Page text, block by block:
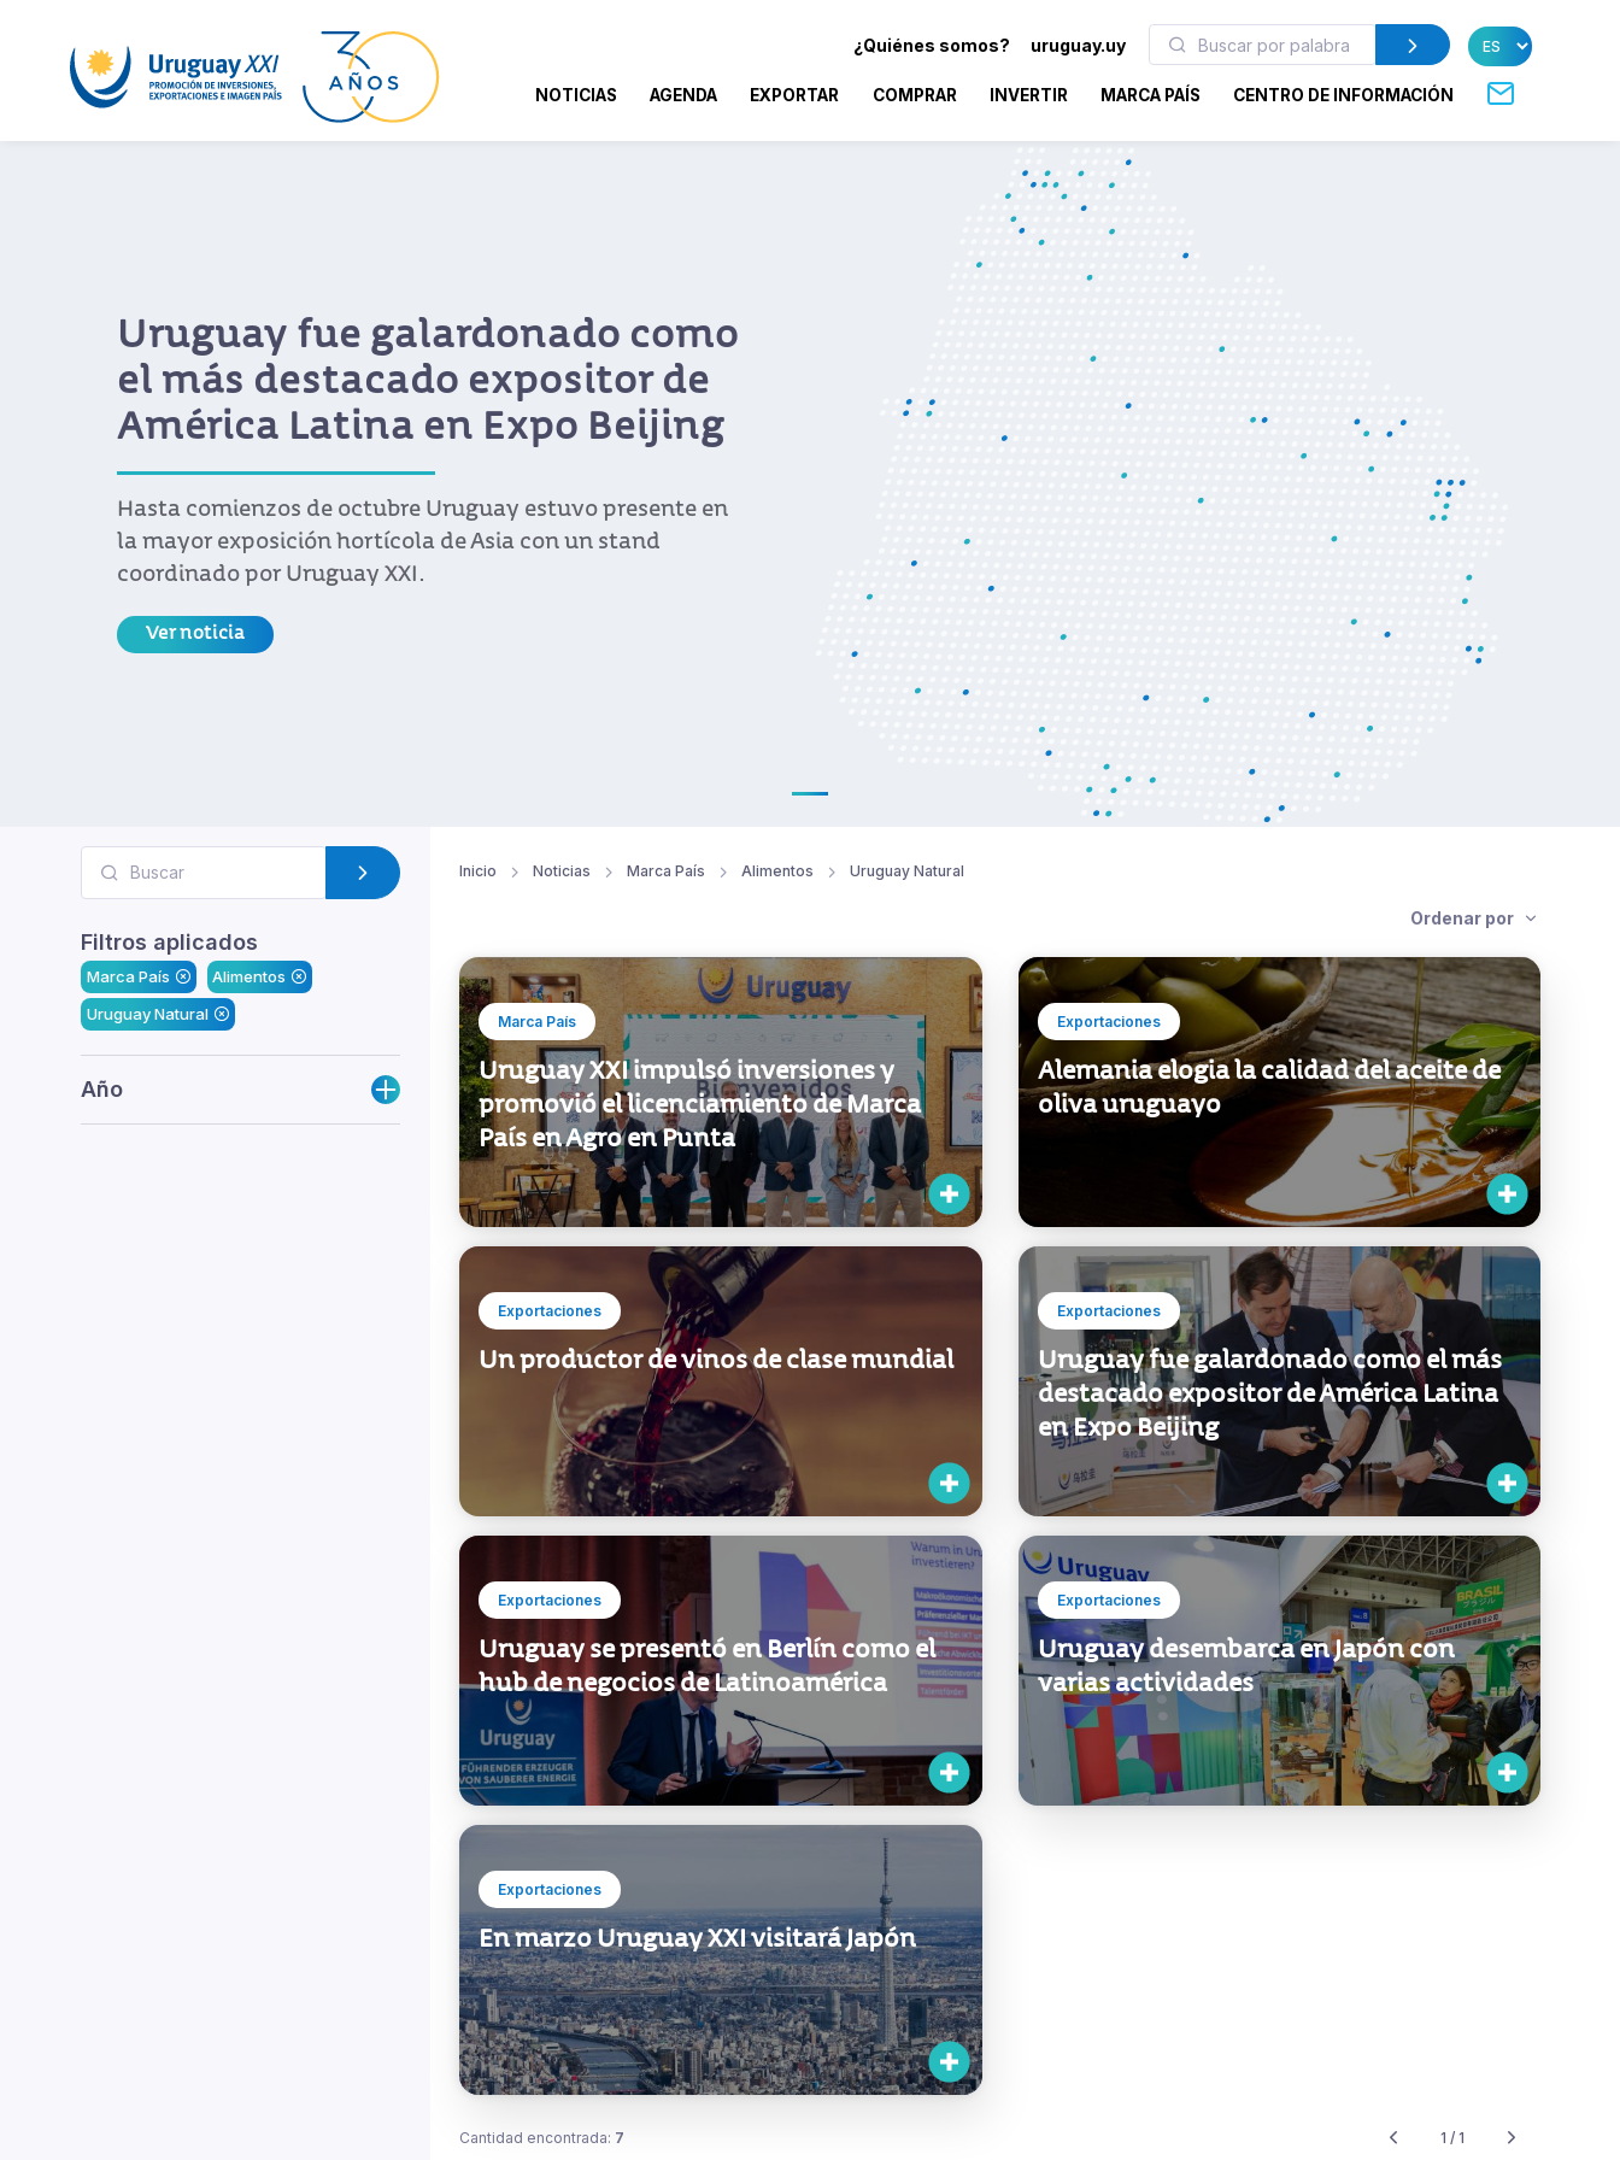
¿Quiénes somos? uruguay.uy
NOTICIAS AGENDA EXPORTAR COMPRAR INVERTIR MARCA PAÍS CENTRO DE INFORMACIÓN
Uruguay fue galardonado como
el más destacado expositor de
América Latina en Expo Beijing
Hasta comienzos de octubre Uruguay estuvo presente en
la mayor exposición hortícola de Asia con un stand
coordinado por Uruguay XXI.
Ver noticia
Filtros aplicados
Marca País
Alimentos
Uruguay Natural
Año
Inicio Noticias Marca País Alimentos Uruguay Natural
Ordenar por
Marca País
Uruguay XXI impulsó inversiones y
promovió el licenciamiento de Marca
País en Agro en Punta
Exportaciones
Alemania elogia la calidad del aceite de
oliva uruguayo
Exportaciones
Un productor de vinos de clase mundial
Exportaciones
Uruguay fue galardonado como el más
destacado expositor de América Latina
en Expo Beijing
Exportaciones
Uruguay se presentó en Berlín como el
hub de negocios de Latinoamérica
Exportaciones
Uruguay desembarca en Japón con
varias actividades
Exportaciones
En marzo Uruguay XXI visitará Japón
Cantidad encontrada: 7 1 / 1